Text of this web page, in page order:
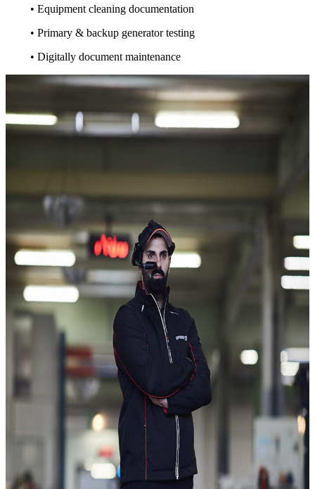
• Equipment cleaning documentation
• Primary & backup generator testing
• Digitally document maintenance